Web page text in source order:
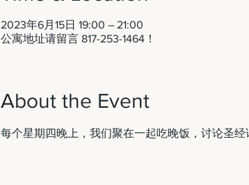
2023年6月15日 19:00 – 21:00
公寓地址请留言 817-253-1464！
About the Event
每个星期四晚上，我们聚在一起吃晚饭，讨论圣经